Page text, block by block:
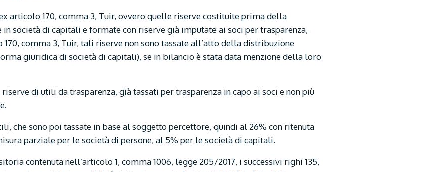
articolo 170, comma 3, Tuir, ovvero quelle riserve costituite prima della
società di capitali e formate con riserve già imputate ai soci per trasparenza,
comma 3, Tuir, tali riserve non sono tassate all’atto della distribuzione
giuridica di società di capitali), se in bilancio è stata data menzione della loro
di utili da trasparenza, già tassati per trasparenza in capo ai soci e non più
che sono poi tassate in base al soggetto percettore, quindi al 26% con ritenuta
parziale per le società di persone, al 5% per le società di capitali.
contenuta nell’articolo 1, comma 1006, legge 205/2017, i successivi righi 135,